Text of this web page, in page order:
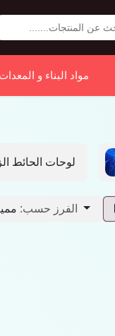
مواد البناء و المعدات
لوحات الحائط
الفرز حسب: